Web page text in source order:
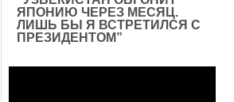
ЯПОНИЮ ЧЕРЕЗ МЕСЯЦ.
ЛИШЬ БЫ Я ВСТРЕТИЛСЯ С
ПРЕЗИДЕНТОМ”